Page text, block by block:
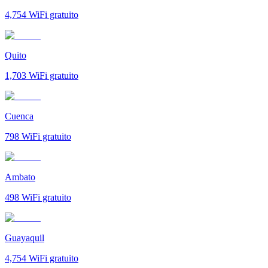
4,754 WiFi gratuito
Quito
1,703 WiFi gratuito
Cuenca
798 WiFi gratuito
Ambato
498 WiFi gratuito
Guayaquil
4,754 WiFi gratuito